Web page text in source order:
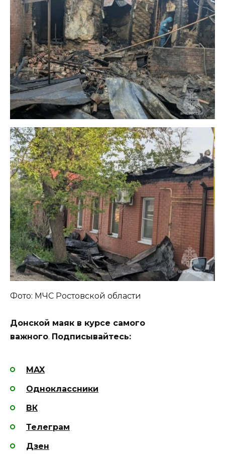
Фото: МЧС Ростовской области
Донской маяк в курсе самого
важного. Подписывайтесь:
MAX
Одноклассники
ВК
Телеграм
Дзен